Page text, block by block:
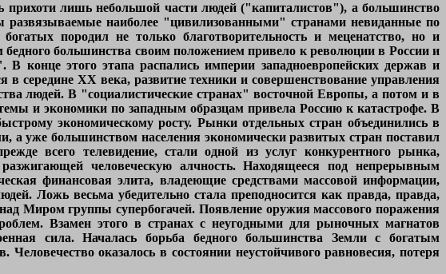
прихоти лишь небольшой части людей ("капиталистов"), а большинство
развязываемые наиболее "цивилизованными" странами невиданные по
породил не только благотворительность и меценатство, но и
бедного большинства своим положением привело к революции в России и
конце этого этапа распались империи западноевропейских держав и
середине ХХ века, развитие техники и совершенствование управления
людей. В "социалистические странах" восточной Европы, а потом и в
и экономики по западным образцам привела Россию к катастрофе. В
экономическому росту. Рынки отдельных стран объединились в
уже большинством населения экономически развитых стран поставил
всего телевидение, стали одной из услуг конкурентного рынка,
человеческую алчность. Находящееся под непрерывным
финансовая элита, владеющие средствами массовой информации,
Ложь весьма убедительно стала преподносится как правда, правда,
Миром группы супербогачей. Появление оружия массового поражения
Взамен этого в странах с неугодными для рыночных магнатов
сила. Началась борьба бедного большинства Земли с богатым
оказалось в состоянии неустойчивого равновесия, потеря